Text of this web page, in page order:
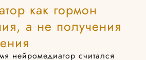
как гормон
а не получения
нейромедиатор считался